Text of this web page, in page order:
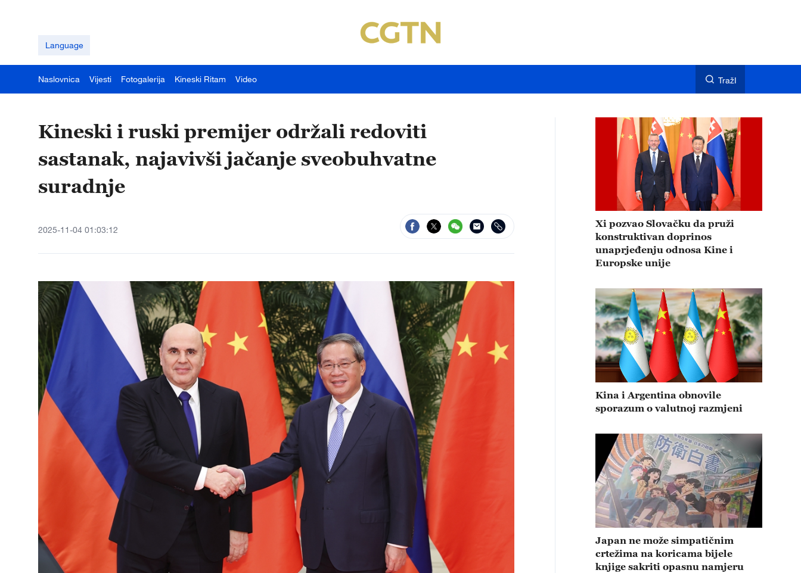
Language
Naslovnica Vijesti Fotogalerija Kineski Ritam Video TražI
Kineski i ruski premijer održali redoviti
sastanak, najavivši jačanje sveobuhvatne
suradnje
2025-11-04 01:03:12
Xi pozvao Slovačku da pruži
konstruktivan doprinos
unaprjeđenju odnosa Kine i
Europske unije
Kina i Argentina obnovile
sporazum o valutnoj razmjeni
Japan ne može simpatičnim
crtežima na koricama bijele
knjige sakriti opasnu namjeru